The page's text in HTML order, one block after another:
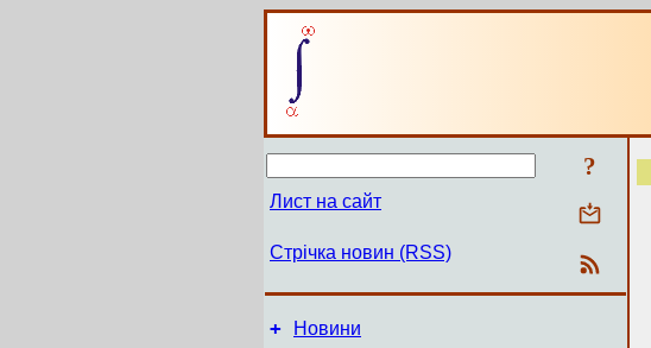
?
Лист на сайт
Стрічка новин (RSS)
+ Новини